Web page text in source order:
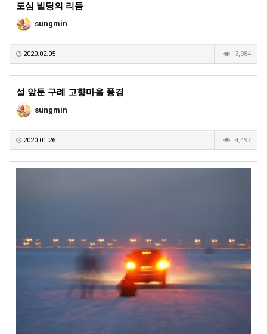
도심 빌딩의 리듬
sungmin
2020.02.05 3,984
설 앞둔 구례 고향마을 풍경
sungmin
2020.01.26 4,497